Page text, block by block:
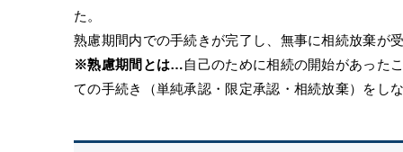
た。
熟慮期間内での手続きが完了し、無事に相続放棄が
※熟慮期間とは…自己のために相続の開始があった
ての手続き（単純承認・限定承認・相続放棄）をし